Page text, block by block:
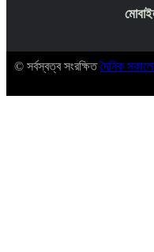
© সর্বস্বত্ব সংরক্ষিতদৈনিক